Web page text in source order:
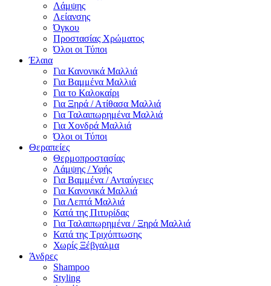
Λάμψης
Λείανσης
Όγκου
Προστασίας Χρώματος
Όλοι οι Τύποι
Έλαια
Για Κανονικά Μαλλιά
Για Βαμμένα Μαλλιά
Για το Καλοκαίρι
Για Ξηρά / Ατίθασα Μαλλιά
Για Ταλαιπωρημένα Μαλλιά
Για Χονδρά Μαλλιά
Όλοι οι Τύποι
Θεραπείες
Θερμοπροστασίας
Λάμψης / Υφής
Για Βαμμένα / Ανταύγειες
Για Κανονικά Μαλλιά
Για Λεπτά Μαλλιά
Κατά της Πιτυρίδας
Για Ταλαιπωρημένα / Ξηρά Μαλλιά
Κατά της Τριχόπτωσης
Χωρίς Ξέβγαλμα
Άνδρες
Shampoo
Styling